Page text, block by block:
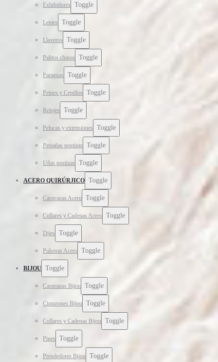
Exhibidores Toggle
Lentes Toggle
Llaveros Toggle
Palitos chinos Toggle
Paraguas Toggle
Peines y Cepillos Toggle
Relojes Toggle
Pelucas y extensiones Toggle
Pestañas postizas Toggle
Uñas postizas Toggle
ACERO QUIRÚRJICO Toggle
Caravanas Acero Toggle
Collares y Cadenas Acero Toggle
Dijes Toggle
Pulseras Acero Toggle
BIJOU Toggle
Caravanas Bijou Toggle
Cinturones Bijou Toggle
Collares y Cadenas Bijou Toggle
Pines Toggle
Prendedores Bijou Toggle